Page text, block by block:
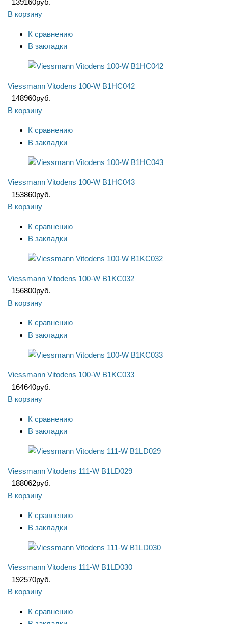
139160руб.
В корзину
К сравнению
В закладки
Viessmann Vitodens 100-W B1HC042
148960руб.
В корзину
К сравнению
В закладки
Viessmann Vitodens 100-W B1HC043
153860руб.
В корзину
К сравнению
В закладки
Viessmann Vitodens 100-W B1KC032
156800руб.
В корзину
К сравнению
В закладки
Viessmann Vitodens 100-W B1KC033
164640руб.
В корзину
К сравнению
В закладки
Viessmann Vitodens 111-W B1LD029
188062руб.
В корзину
К сравнению
В закладки
Viessmann Vitodens 111-W B1LD030
192570руб.
В корзину
К сравнению